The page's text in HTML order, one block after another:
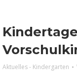
Aktuelles - Kindergarten